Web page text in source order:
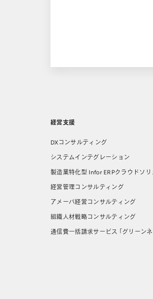
経営支援
DXコンサルティング
システムインテグレーション
製造業特化型 Infor ERPクラウドソ
経営管理コンサルティング
アメーバ経営コンサルティング
組織人材戦略コンサルティング
通信費一括請求サービス 「グリーンネ